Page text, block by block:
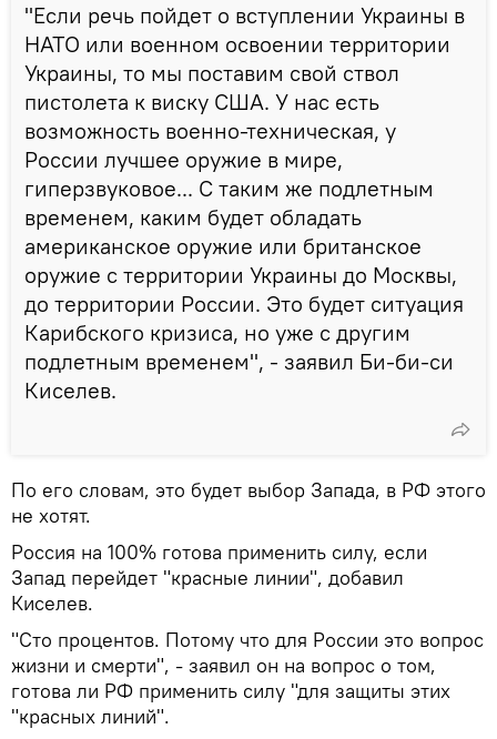
"Если речь пойдет о вступлении Украины в
НАТО или военном освоении территории
Украины, то мы поставим свой ствол
пистолета к виску США. У нас есть
возможность военно-техническая, у
России лучшее оружие в мире,
гиперзвуковое... С таким же подлетным
временем, каким будет обладать
американское оружие или британское
оружие с территории Украины до Москвы,
до территории России. Это будет ситуация
Карибского кризиса, но уже с другим
подлетным временем", - заявил Би-би-си
Киселев.
По его словам, это будет выбор Запада, в РФ этого
не хотят.
Россия на 100% готова применить силу, если
Запад перейдет "красные линии", добавил
Киселев.
"Сто процентов. Потому что для России это вопрос
жизни и смерти", - заявил он на вопрос о том,
готова ли РФ применить силу "для защиты этих
"красных линий".